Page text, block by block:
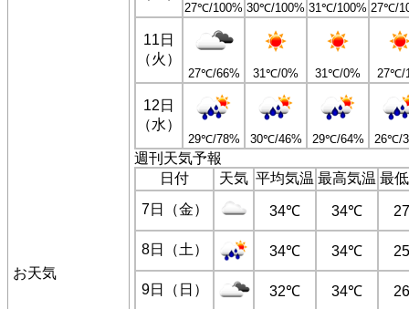
お天気
27℃/100% 30℃/100% 31℃/100% 27℃/
11日
（火）
27℃/66% 31℃/0% 31℃/0% 27℃/
12日
（水）
29℃/78% 30℃/46% 29℃/64% 26℃/
週刊天気予報
日付
天気 平均気温 最高気温 最
7日（金）
34℃ 34℃
8日（土） 34℃ 34℃
9日（日） 32℃ 34℃